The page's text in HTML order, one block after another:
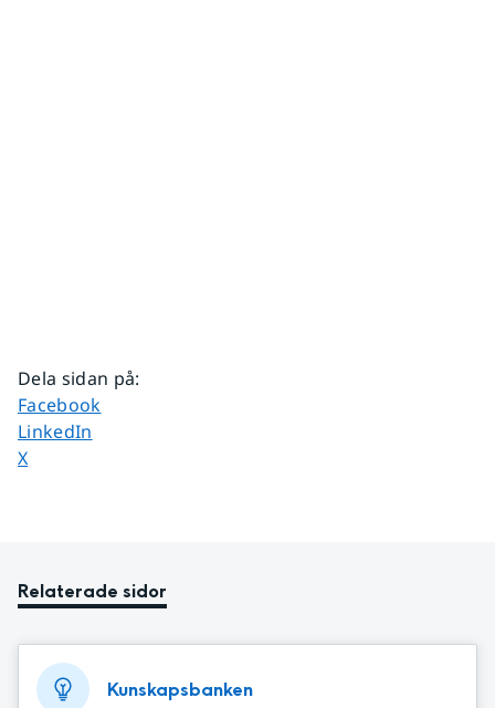
Dela sidan på:
Dela sidan på
Facebook
Dela sidan på
LinkedIn
Dela sidan på
X
Relaterade sidor
Kunskapsbanken